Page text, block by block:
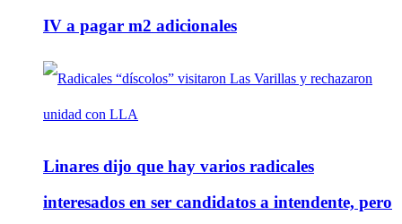
IV a pagar m2 adicionales
Linares dijo que hay varios radicales
interesados en ser candidatos a intendente, pero